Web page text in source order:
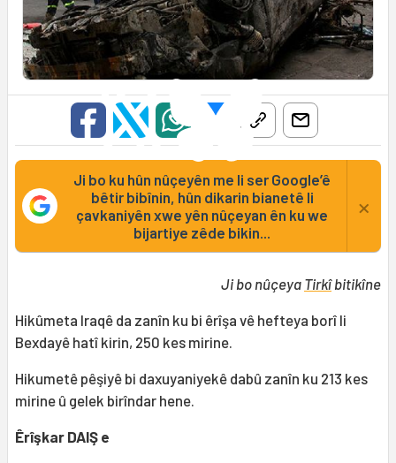
Ji bo ku hûn nûçeyên me li ser Google’ê
bêtir bibînin, hûn dikarin bianetê li
çavkaniyên xwe yên nûçeyan ên ku we
bijartiye zêde bikin...
×
Ji bo nûçeya Tirkîbitikîne
Hikûmeta Iraqê da zanîn ku bi êrîşa vê hefteya borî li
Bexdayê hatî kirin, 250 kes mirine.
Hikumetê pêşiyê bi daxuyaniyekê dabû zanîn ku 213 kes
mirine û gelek birîndar hene.
Êrîşkar DAIŞ e